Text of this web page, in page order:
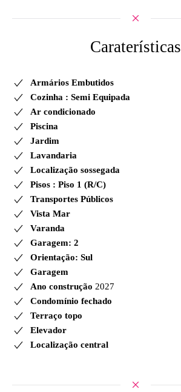
Caraterísticas
Armários Embutidos
Cozinha : Semi Equipada
Ar condicionado
Piscina
Jardim
Lavandaria
Localização sossegada
Pisos : Piso 1 (R/C)
Transportes Públicos
Vista Mar
Varanda
Garagem: 2
Orientação: Sul
Garagem
Ano construção 2027
Condomínio fechado
Terraço topo
Elevador
Localização central